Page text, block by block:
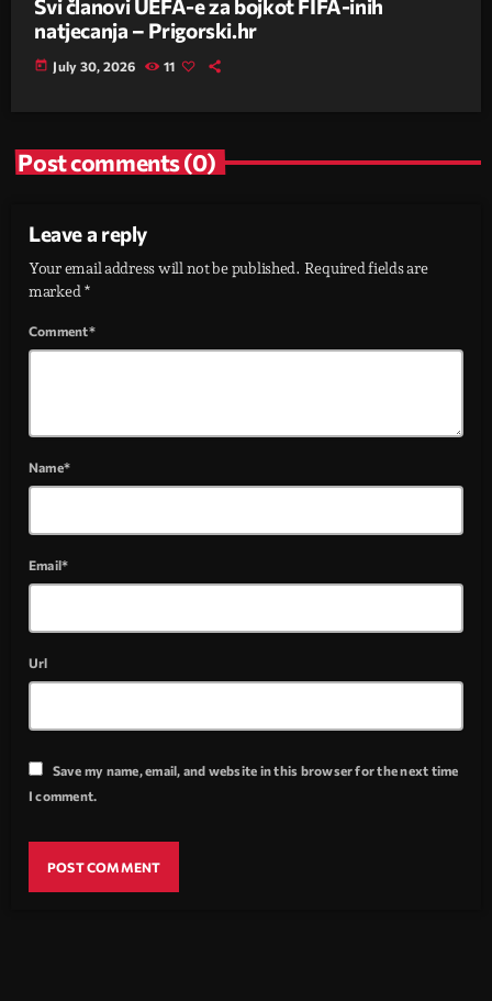
Svi članovi UEFA-e za bojkot FIFA-inih
natjecanja – Prigorski.hr
today July 30, 2026 11
Post comments (0)
Leave a reply
Your email address will not be published. Required fields are
marked *
Comment*
Name*
Email*
Url
Save my name, email, and website in this browser for the next time
I comment.